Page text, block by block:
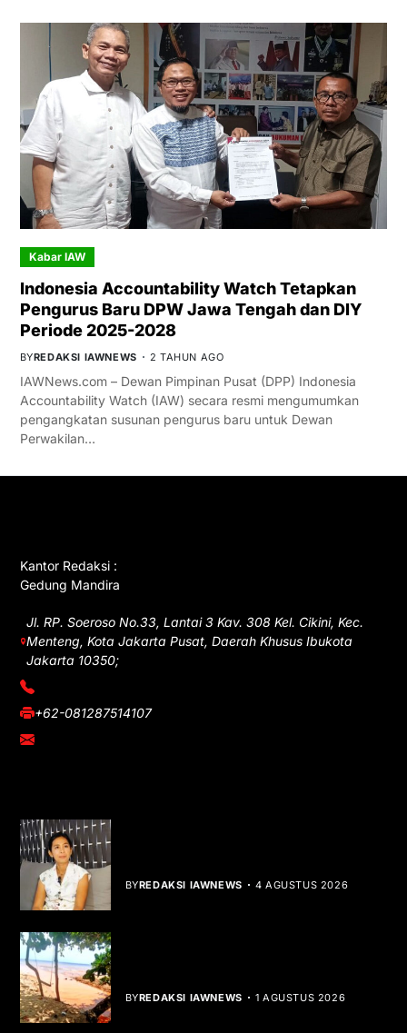
Kabar IAW
Indonesia Accountability Watch Tetapkan
Pengurus Baru DPW Jawa Tengah dan DIY
Periode 2025-2028
BYREDAKSI IAWNEWS 2 TAHUN AGO
IAWNews.com – Dewan Pimpinan Pusat (DPP) Indonesia
Accountability Watch (IAW) secara resmi mengumumkan
pengangkatan susunan pengurus baru untuk Dewan
Perwakilan…
Kantor Redaksi :
Gedung Mandira
Jl. RP. Soeroso No.33, Lantai 3 Kav. 308 Kel. Cikini, Kec.
Menteng, Kota Jakarta Pusat, Daerah Khusus Ibukota
Jakarta 10350;
(021) 3908026
+62-081287514107
adm@iawnews.com
BYREDAKSI IAWNEWS 4 AGUSTUS 2026
BYREDAKSI IAWNEWS 1 AGUSTUS 2026